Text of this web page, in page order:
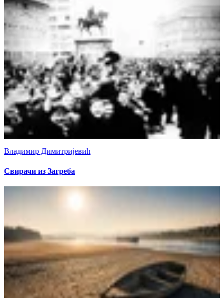
Владимир Димитријевић
Свирачи из Загреба